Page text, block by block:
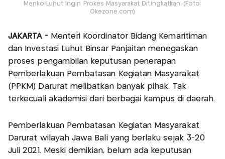
Menko Luhut Ingin Prokes Masyarakat Ditingkatkan. (Foto:
Okezone.com)
JAKARTA - Menteri Koordinator Bidang Kemaritiman
dan Investasi Luhut Binsar Panjaitan menegaskan
proses pengambilan keputusan penerapan
Pemberlakuan Pembatasan Kegiatan Masyarakat
(PPKM) Darurat melibatkan banyak pihak. Tak
terkecuali akademisi dari berbagai kampus di daerah.
Pemberlakuan Pembatasan Kegiatan Masyarakat
Darurat wilayah Jawa Bali yang berlaku sejak 3-20
Juli 2021. Meski demikian, belum ada keputusan